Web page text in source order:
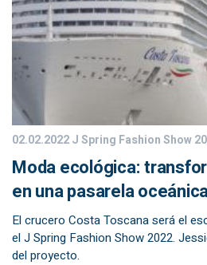
02.02.2022J Spring Fashion Show
Moda ecológica:
en una pasarela
El crucero Costa Toscana será el
el J Spring Fashion Show 2022.
del proyecto.